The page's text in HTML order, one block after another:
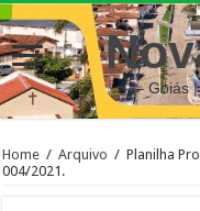
– Goiás
Home / Arquivo / Planilha
004/2021.